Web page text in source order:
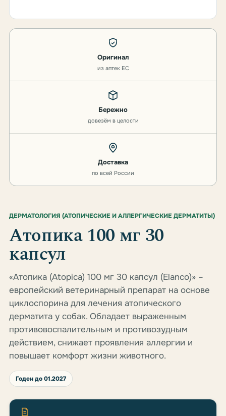
Оригинал
из аптек ЕС
Бережно
довезём в целости
Доставка
по всей России
ДЕРМАТОЛОГИЯ (АТОПИЧЕСКИЕ И АЛЛЕРГИЧЕСКИЕ ДЕРМАТИТЫ)
Атопика 100 мг 30
капсул
«Атопика (Atopica) 100 мг 30 капсул (Elanco)» –
европейский ветеринарный препарат на основе
циклоспорина для лечения атопического
дерматита у собак. Обладает выраженным
противовоспалительным и противозудным
действием, снижает проявления аллергии и
повышает комфорт жизни животного.
Годен до 01.2027